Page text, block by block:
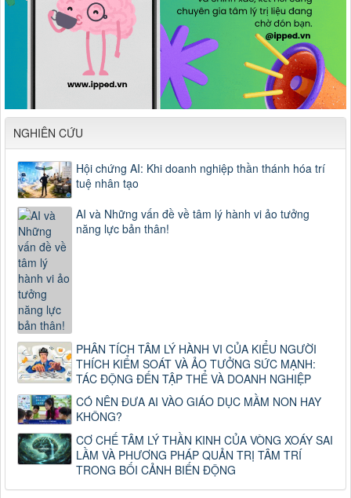
NGHIÊN CỨU
Hội chứng AI: Khi doanh nghiệp thần thánh hóa trí
tuệ nhân tạo
AI và Những vấn đề về tâm lý hành vi ảo tưởng
năng lực bản thân!
PHÂN TÍCH TÂM LÝ HÀNH VI CỦA KIỂU NGƯỜI
THÍCH KIỂM SOÁT VÀ ẢO TƯỞNG SỨC MẠNH:
TÁC ĐỘNG ĐẾN TẬP THỂ VÀ DOANH NGHIỆP
CÓ NÊN ĐƯA AI VÀO GIÁO DỤC MẦM NON HAY
KHÔNG?
CƠ CHẾ TÂM LÝ THẦN KINH CỦA VÒNG XOÁY SAI
LẦM VÀ PHƯƠNG PHÁP QUẢN TRỊ TÂM TRÍ
TRONG BỐI CẢNH BIẾN ĐỘNG